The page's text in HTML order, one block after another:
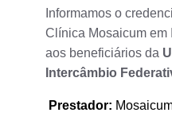
Informamos o
Clínica Mosaicum em
aos beneficiários da
Intercâmbio
Prestador: